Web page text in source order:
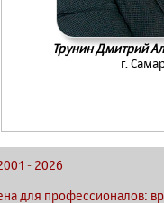
Трунин Дмитрий
г.
- 2026
для профессионалов: